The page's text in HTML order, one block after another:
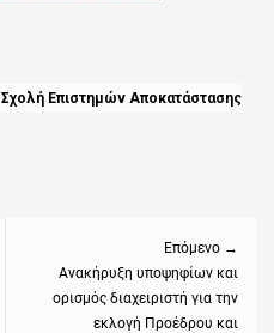
Σχολή Επιστημών Αποκατάστασης
Επόμενο →
post:
Ανακήρυξη υποψηφίων και
ορισμός διαχειριστή για την
εκλογή Προέδρου και